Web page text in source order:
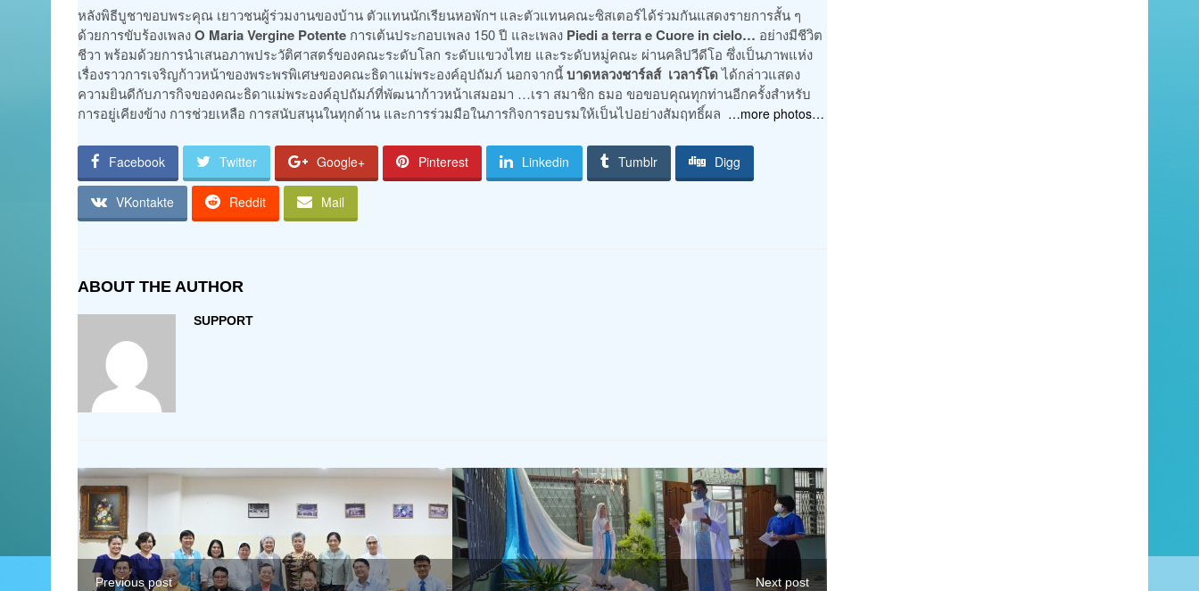
หลังพิธีบูชาขอบพระคุณ เยาวชนผู้ร่วมงานของบ้าน ตัวแทนนักเรียนหอพักฯ และตัวแทนคณะซิสเตอร์ได้ร่วมกันแสดงรายการสั้น ๆ
ด้วยการขับร้องเพลงO Maria Vergine Potente การเต้นประกอบเพลง 150 ปี และเพลง Piedi a terra e Cuore in cielo… อย่างมีชีวิต
ชีวา พร้อมด้วยการนำเสนอภาพประวัติศาสตร์ของคณะระดับโลก ระดับแขวงไทย และระดับหมู่คณะ ผ่านคลิปวีดีโอ ซึ่งเป็นภาพแห่ง
เรื่องราวการเจริญก้าวหน้าของพระพรพิเศษของคณะธิดาแม่พระองค์อุปถัมภ์ นอกจากนี้บาดหลวงชาร์ลส์ เวลาร์โดได้กล่าวแสดง
ความยินดีกับภารกิจของคณะธิดาแม่พระองค์อุปถัมภ์ที่พัฒนาก้าวหน้าเสมอมา …เรา สมาชิก ธมอ ขอขอบคุณทุกท่านอีกครั้งสำหรับ
การอยู่เคียงข้าง การช่วยเหลือ การสนับสนุนในทุกด้าน และการร่วมมือในภารกิจการอบรมให้เป็นไปอย่างสัมฤทธิ์ผล …more photos…
Facebook Twitter Google+ Pinterest Linkedin Tumblr Digg
VKontakte Reddit Mail
ABOUT THE AUTHOR
SUPPORT
Previous post
Next post